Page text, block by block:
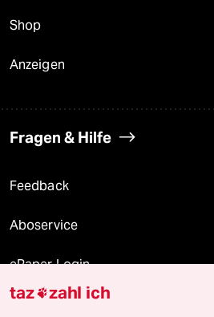
Shop
Anzeigen
Fragen & Hilfe
Feedback
Aboservice
ePaper Login
Downloads für Abonnierende
taz zahl ich